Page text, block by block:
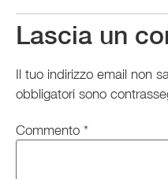
Lascia un
Il tuo indirizzo email non
obbligatori sono
Commento *